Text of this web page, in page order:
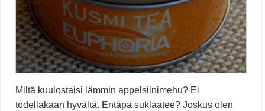
Miltä kuulostaisi lämmin appelsiinimehu? Ei
todellakaan hyvältä. Entäpä suklaatee? Joskus olen